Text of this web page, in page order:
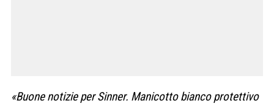
«Buone notizie perSinner. Manicotto bianco protettivo